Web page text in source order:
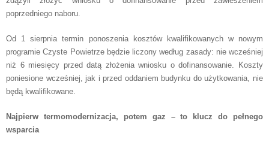
poprzedniego naboru.
Od 1 sierpnia termin ponoszenia kosztów kwalifikowanych w nowym
programie Czyste Powietrze będzie liczony według zasady: nie wcześniej
niż 6 miesięcy przed datą złożenia wniosku o dofinansowanie. Koszty
poniesione wcześniej, jak i przed oddaniem budynku do użytkowania, nie
będą kwalifikowane.
Najpierw termomodernizacja, potem gaz – to klucz do pełnego
wsparcia